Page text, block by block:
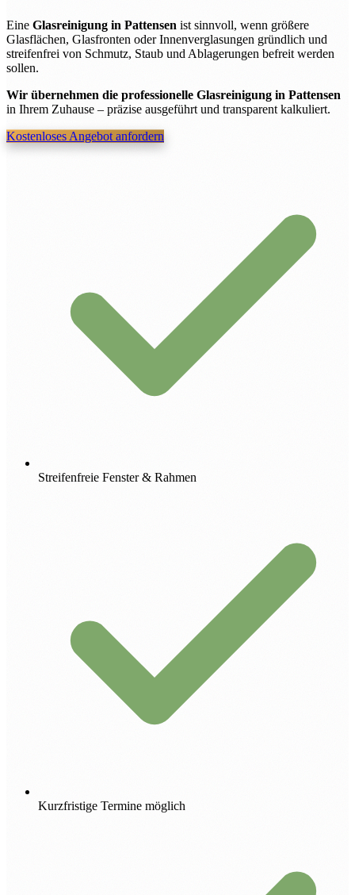
Eine Glasreinigung in Pattensen ist sinnvoll, wenn größere
Glasflächen, Glasfronten oder Innenverglasungen gründlich und
streifenfrei von Schmutz, Staub und Ablagerungen befreit werden
sollen.
Wir übernehmen die professionelle Glasreinigung in Pattensen
in Ihrem Zuhause – präzise ausgeführt und transparent kalkuliert.
Kostenloses Angebot anfordern
Streifenfreie Fenster & Rahmen
Kurzfristige Termine möglich